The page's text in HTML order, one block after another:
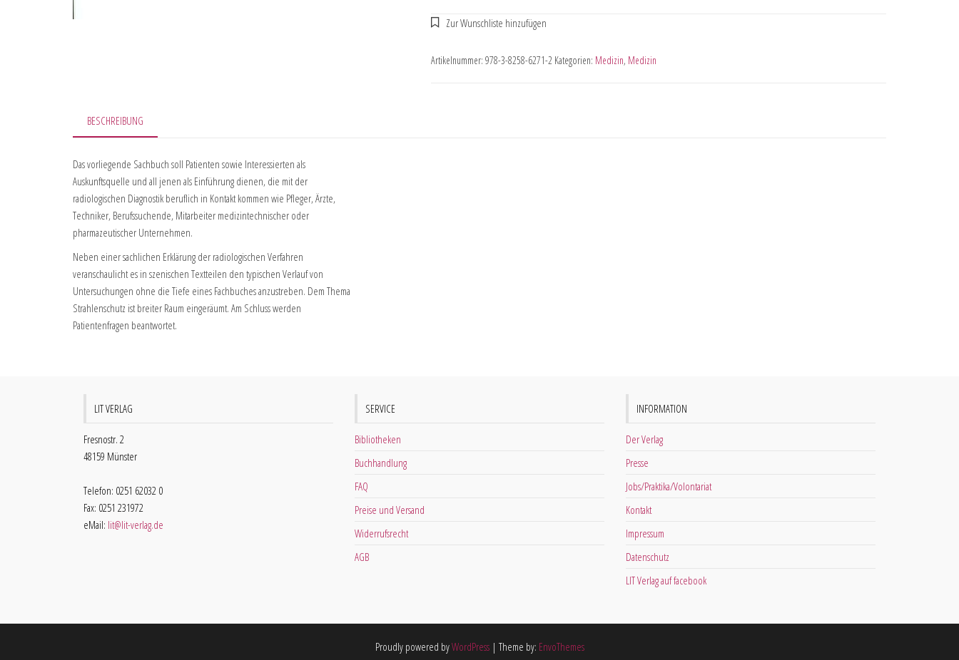
Artikelnummer: 978-3-8258-6271-2 Kategorien: Medizin, Medizin
BESCHREIBUNG
Das vorliegende Sachbuch soll Patienten sowie Interessierten als
Auskunftsquelle und all jenen als Einführung dienen, die mit der
radiologischen Diagnostik beruflich in Kontakt kommen wie Pfleger, Ärzte,
Techniker, Berufssuchende, Mitarbeiter medizintechnischer oder
pharmazeutischer Unternehmen.
Neben einer sachlichen Erklärung der radiologischen Verfahren
veranschaulicht es in szenischen Textteilen den typischen Verlauf von
Untersuchungen ohne die Tiefe eines Fachbuches anzustreben. Dem Thema
Strahlenschutz ist breiter Raum eingeräumt. Am Schluss werden
Patientenfragen beantwortet.
LIT VERLAG
Fresnostr. 2
48159 Münster
Telefon: 0251 62032 0
Fax: 0251 231972
eMail: lit@lit-verlag.de
SERVICE
Bibliotheken
Buchhandlung
FAQ
Preise und Versand
Widerrufsrecht
AGB
INFORMATION
Der Verlag
Presse
Jobs/Praktika/Volontariat
Kontakt
Impressum
Datenschutz
LIT Verlag auf facebook
Proudly powered byWordPress | Theme by: EnvoThemes